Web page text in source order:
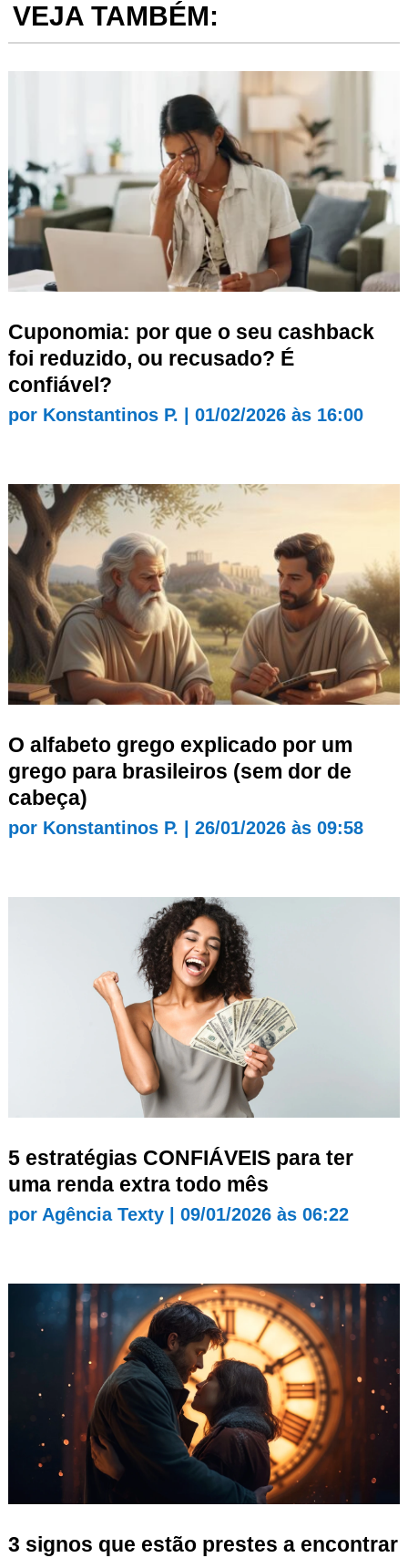
VEJA TAMBÉM:
Cuponomia: por que o seu cashback
foi reduzido, ou recusado? É
confiável?
por Konstantinos P. 01/02/2026 às 16:00
O alfabeto grego explicado por um
grego para brasileiros (sem dor de
cabeça)
por Konstantinos P. 26/01/2026 às 09:58
5 estratégias CONFIÁVEIS para ter
uma renda extra todo mês
por Agência Texty| 09/01/2026 às 06:22
3 signos que estão prestes a encontrar